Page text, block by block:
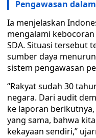
Pengawasan
Ia menjelaskan
mengalami
SDA. Situasi tersebut
sumber daya
sistem pengawasan
“Rakyat sudah 30
negara. Dari audit
ke laporan
yang sama, bahwa
kekayaan sendiri,”